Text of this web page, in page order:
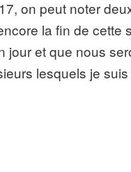
on peut noter
la fin de cette
jour et que nous
lesquels je